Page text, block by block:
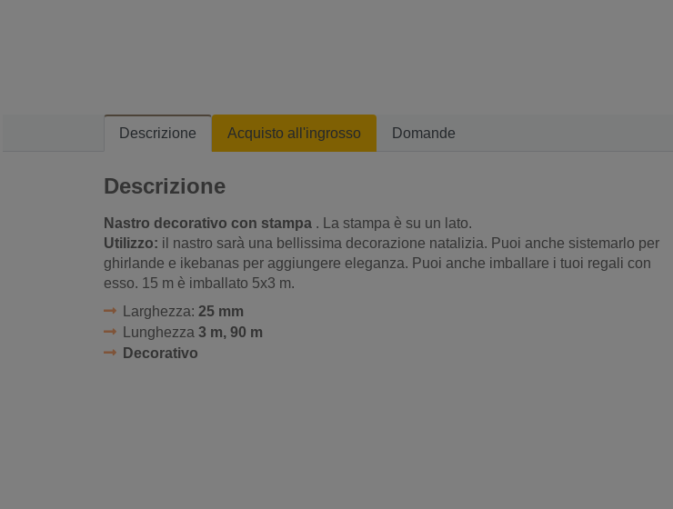
Descrizione Acquisto all'ingrosso Domande
Descrizione
Nastro decorativo con stampa . La stampa è su un lato.
Utilizzo: il nastro sarà una bellissima decorazione natalizia. Puoi anche sistemarlo per
ghirlande e ikebanas per aggiungere eleganza. Puoi anche imballare i tuoi regali con
esso. 15 m è imballato 5x3 m.
Larghezza: 25 mm
Lunghezza 3 m, 90 m
Decorativo